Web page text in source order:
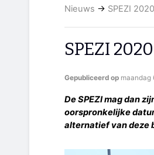
Nieuws → SPEZI 2020
SPEZI 2020
Gepubliceerd op maandag
De SPEZI mag dan
oorspronkelijke
alternatief van deze